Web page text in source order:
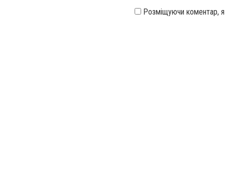
Розміщуючи коментар,